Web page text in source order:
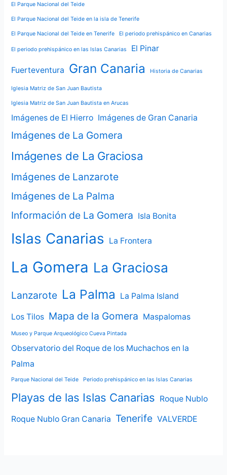
El Parque Nacional del Teide
El Parque Nacional del Teide en la isla de Tenerife
El Parque Nacional del Teide en Tenerife El periodo prehispánico en Canarias
El periodo prehispánico en las Islas Canarias El Pinar
Fuerteventura Gran Canaria Historia de Canarias
Iglesia Matriz de San Juan Bautista
Iglesia Matriz de San Juan Bautista en Arucas
Imágenes de El Hierro Imágenes de Gran Canaria
Imágenes de La Gomera
Imágenes de La Graciosa
Imágenes de Lanzarote
Imágenes de La Palma
Información de La Gomera Isla Bonita
Islas Canarias La Frontera
La Gomera La Graciosa
Lanzarote La Palma La Palma Island
Los Tilos Mapa de la Gomera Maspalomas
Museo y Parque Arqueológico Cueva Pintada
Observatorio del Roque de los Muchachos en la
Palma
Parque Nacional del Teide Periodo prehispánico en las Islas Canarias
Playas de las Islas Canarias Roque Nublo
Roque Nublo Gran Canaria Tenerife VALVERDE